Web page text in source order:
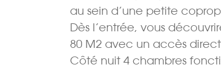
au sein d’une petite
Dès l’entrée, vous
80 M2 avec un accès direct
Côté nuit 4 chambres